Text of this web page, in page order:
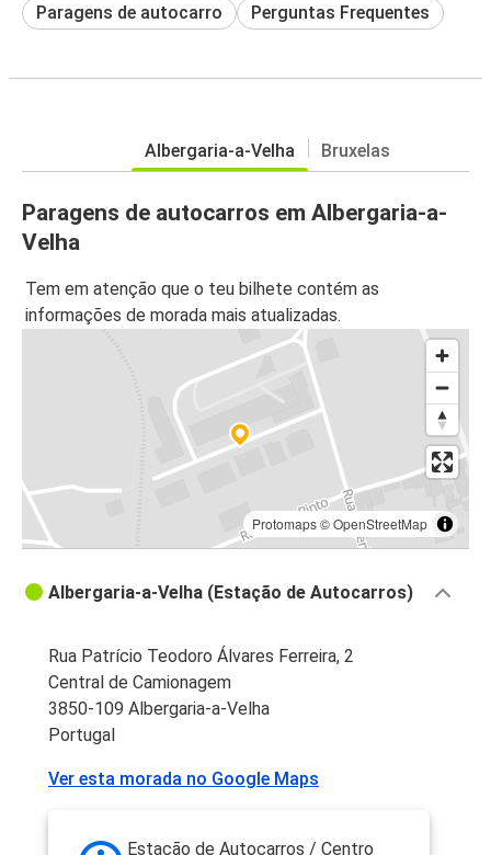
Paragens de autocarro Perguntas Frequentes
Albergaria-a-Velha Bruxelas
Paragens de autocarros em Albergaria-a-
Velha
Tem em atenção que o teu bilhete contém as
informações de morada mais atualizadas.
Protomaps©OpenStreetMap
Albergaria-a-Velha (Estação de Autocarros)
Rua Patrício Teodoro Álvares Ferreira, 2
Central de Camionagem
3850-109 Albergaria-a-Velha
Portugal
Ver esta morada no Google Maps
Estação de Autocarros / Centro